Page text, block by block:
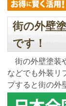
街の外壁
です！
街の外壁塗装
などでも外装リ
プすると街の外